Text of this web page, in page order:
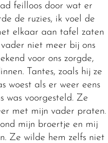
feilloos door wat er
de ruzies, ik voel de
elkaar aan tafel zaten
niet meer bij ons
voor ons zorgde,
Tantes, zoals hij ze
woest als er weer eens
was voorgesteld. Ze
met mijn vader praten.
mijn broertje en mij
Ze wilde hem zelfs niet